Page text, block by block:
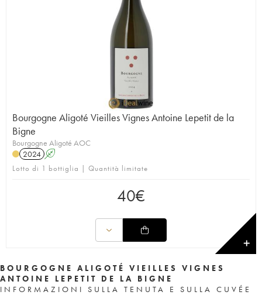
Bourgogne Aligoté Vieilles Vignes Antoine Lepetit de la
Bigne
Bourgogne Aligoté AOC
2024 A
Lotto di 1 bottiglia | Quantità limitate
40€
✕
BOURGOGNE ALIGOTÉ VIEILLES VIGNES
ANTOINE LEPETIT DE LA BIGNE
INFORMAZIONI SULLA TENUTA E SULLA CUVÉE